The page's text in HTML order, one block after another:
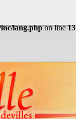
inc/lang.phpon line13